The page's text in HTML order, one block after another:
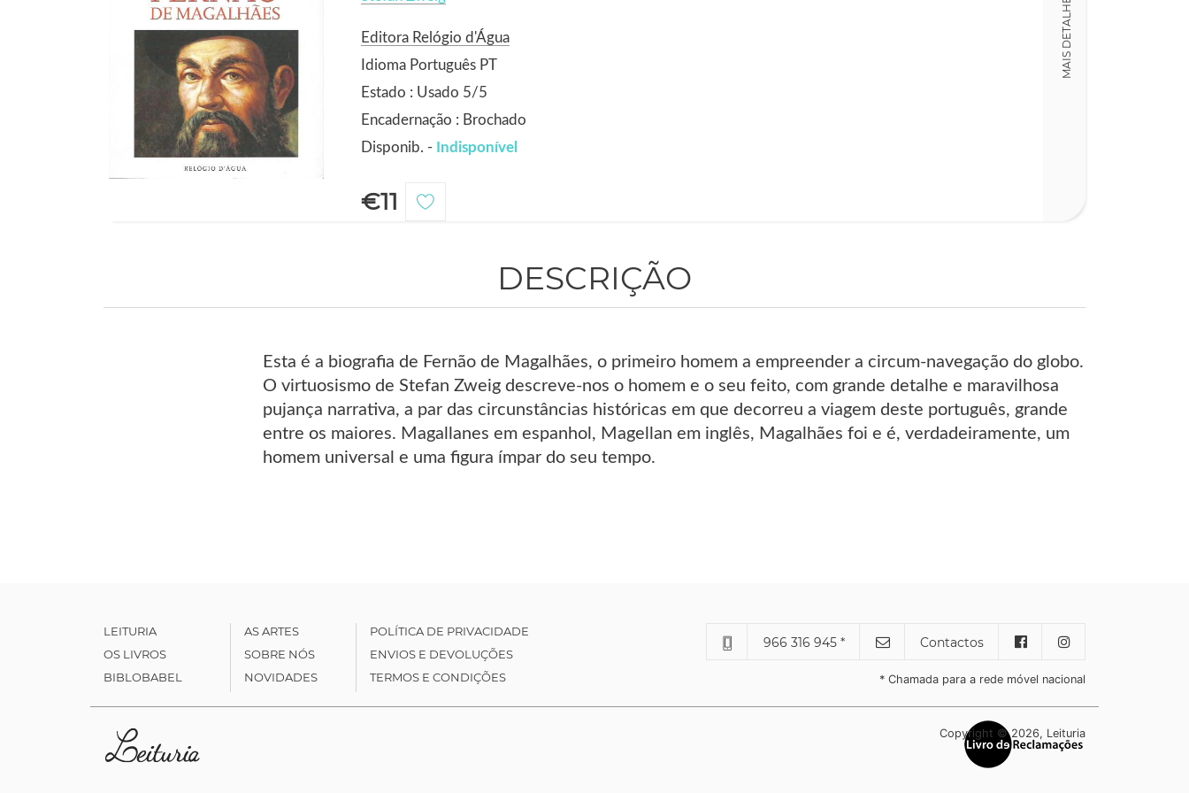
Editora Relógio d'Água
Idioma Português PT
Estado : Usado 5/5
Encadernação : Brochado
Disponib. - Indisponível
€11
MAIS DETALHES
DESCRIÇÃO
Esta é a biografia de Fernão de Magalhães, o primeiro homem a empreender a circum-navegação do globo.
O virtuosismo de Stefan Zweig descreve-nos o homem e o seu feito, com grande detalhe e maravilhosa
pujança narrativa, a par das circunstâncias históricas em que decorreu a viagem deste português, grande
entre os maiores. Magallanes em espanhol, Magellan em inglês, Magalhães foi e é, verdadeiramente, um
homem universal e uma figura ímpar do seu tempo.
LEITURIA
OS LIVROS
BIBLOBABEL
AS ARTES
SOBRE NÓS
NOVIDADES
POLÍTICA DE PRIVACIDADE
ENVIOS E DEVOLUÇÕES
TERMOS E CONDIÇÕES
966 316 945 * Contactos
* Chamada para a rede móvel nacional
Copyright © 2026, Leituria